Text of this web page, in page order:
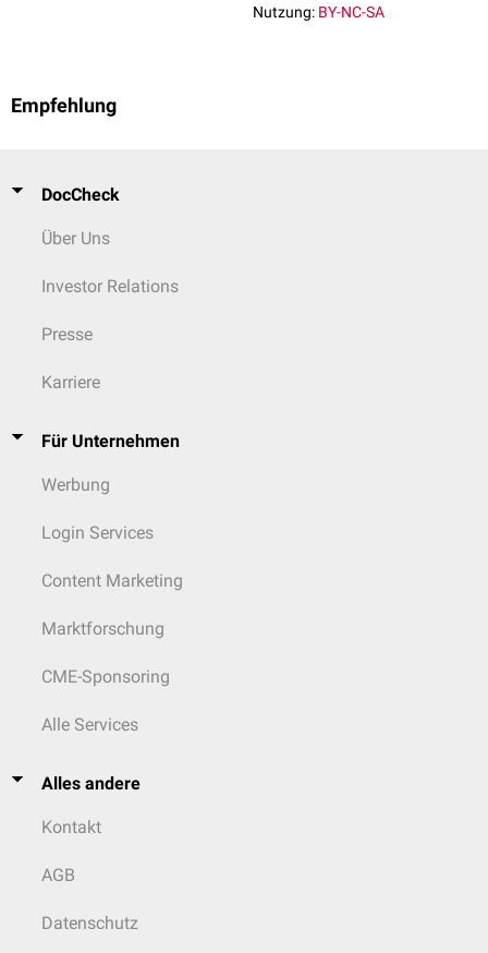
Nutzung: BY-NC-SA
Empfehlung
DocCheck
Über Uns
Investor Relations
Presse
Karriere
Für Unternehmen
Werbung
Login Services
Content Marketing
Marktforschung
CME-Sponsoring
Alle Services
Alles andere
Kontakt
AGB
Datenschutz